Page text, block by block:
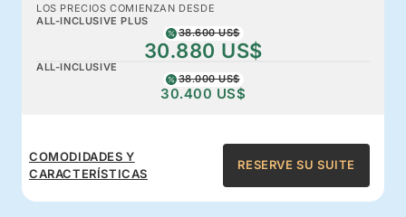
LOS PRECIOS COMIENZAN DESDE
ALL-INCLUSIVE PLUS
38.600 US$
30.880 US$
ALL-INCLUSIVE
38.000 US$
30.400 US$
COMODIDADES Y
CARACTERÍSTICAS
RESERVE SU SUITE